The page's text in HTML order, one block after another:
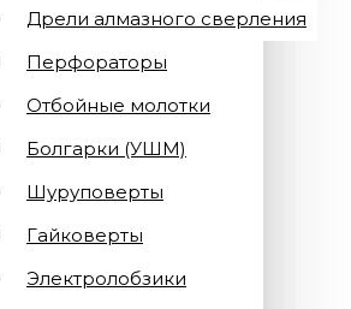
Дрели алмазного сверления
Перфораторы
Отбойные молотки
Болгарки (УШМ)
Шуруповерты
Гайковерты
Электролобзики